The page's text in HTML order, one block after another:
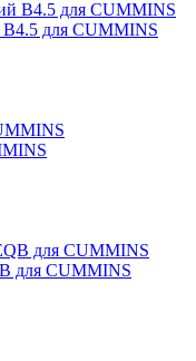
для CUMMINS
для CUMMINS